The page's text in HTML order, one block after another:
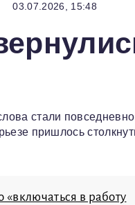
03.07.2026, 15:48
стали
пришлось
в работу